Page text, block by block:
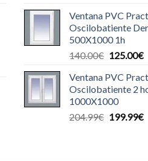
original
era:
140.00€.
Ventana PVC
Oscilobatiente
500X1000 1h
140.00€ El
original
era:
140.00€.
125.00€El
Ventana PVC
Oscilobatiente 2
1000X1000
204.99€ El
199.99€El